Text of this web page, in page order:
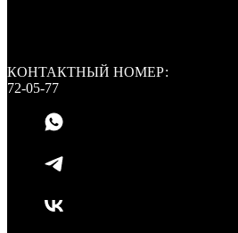
КОНТАКТНЫЙ НОМЕР:
72-05-77